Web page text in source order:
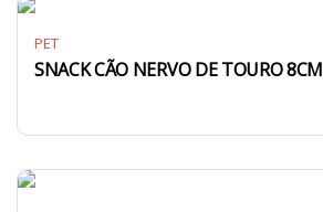
PET
SNACK CÃO NERVO DE TOURO 8CM